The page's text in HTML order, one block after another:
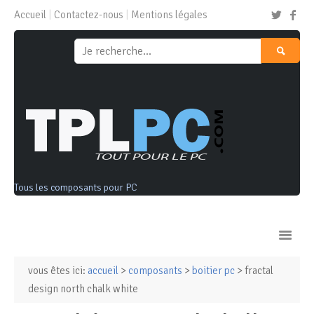
Accueil Contactez-nous Mentions légales
Tous les composants pour PC
Ordinateurs & Tablettes
vous êtes ici: accueil > composants > boitier pc > fractal
design north chalk white